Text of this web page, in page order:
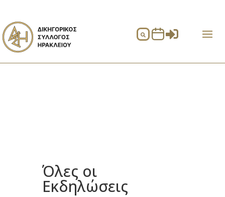
 
Όλες οι
Εκδηλώσεις